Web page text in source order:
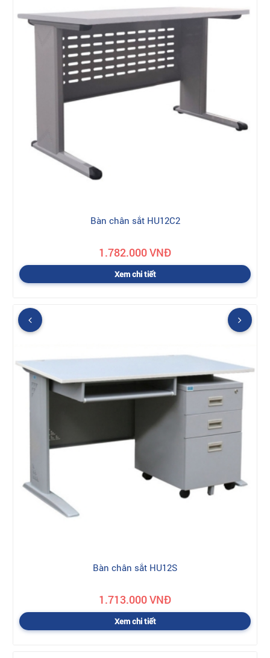
Bàn chân sắt HU12C2
1.782.000 VNĐ
Xem chi tiết
Bàn chân sắt HU12S
1.713.000 VNĐ
Xem chi tiết